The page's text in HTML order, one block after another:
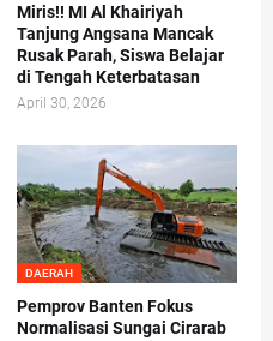
Miris!! MI Al Khairiyah
Tanjung Angsana Mancak
Rusak Parah, Siswa Belajar
di Tengah Keterbatasan
April 30, 2026
DAERAH
Pemprov Banten Fokus
Normalisasi Sungai Cirarab